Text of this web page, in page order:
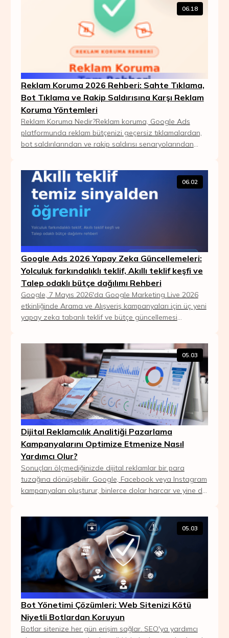
06.18
Reklam Koruma 2026 Rehberi: Sahte Tıklama,
Bot Tıklama ve Rakip Saldırısına Karşı Reklam
Koruma Yöntemleri
Reklam Koruma Nedir?Reklam koruma, Google Ads
platformunda reklam bütçenizi geçersiz tıklamalardan,
bot saldırılarından ve rakip saldırısı senaryolarından
06.02
Google Ads 2026 Yapay Zeka Güncellemeleri:
Yolculuk farkındalıklı teklif, Akıllı teklif keşfi ve
Talep odaklı bütçe dağılımı Rehberi
Google, 7 Mayıs 2026'da Google Marketing Live 2026
etkinliğinde Arama ve Alışveriş kampanyaları için üç yeni
yapay zeka tabanlı teklif ve bütçe güncellemesi
05.03
Dijital Reklamcılık Analitiği Pazarlama
Kampanyalarını Optimize Etmenize Nasıl
Yardımcı Olur?
Sonuçları ölçmediğinizde dijital reklamlar bir para
tuzağına dönüşebilir. Google, Facebook veya Instagram
kampanyaları oluşturur, binlerce dolar harcar ve yine de
05.03
Bot Yönetimi Çözümleri: Web Sitenizi Kötü
Niyetli Botlardan Koruyun
Botlar sitenize her gün erişim sağlar. SEO'ya yardımcı